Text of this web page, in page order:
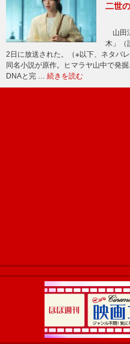
二世
山田
木」（
2日に放送された。（※以下、ネタバ
同名小説が原作。ヒマラヤ山中で発
DNAと完 … 続きを読む